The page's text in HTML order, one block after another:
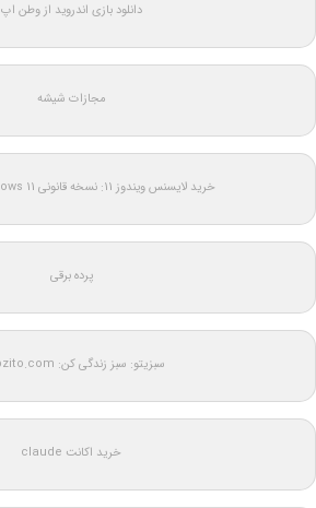
دانلود بازی اندروید از وطن اپ
مجازات شیشه
خرید لایسنس ویندوز 11: نسخه قانونی Windows 11 اورجینال
پرده برقی
سبزیتو: سبز زندگی کن: Sabzito.com
خرید اکانت claude